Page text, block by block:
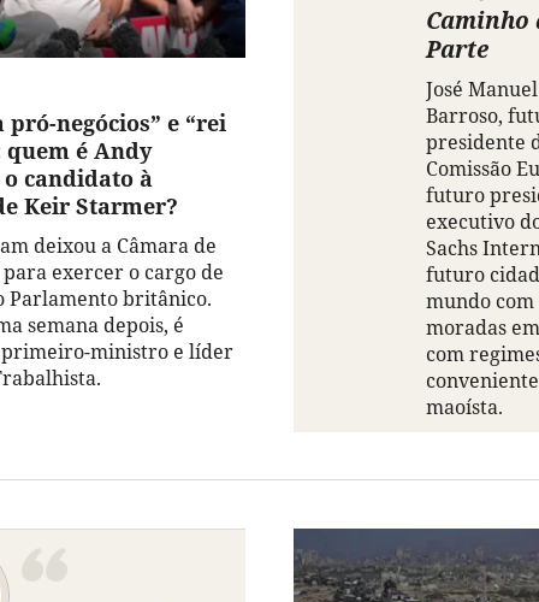
pró-negócios” e “rei
quem é Andy
candidato à
Keir Starmer?
deixou a Câmara de
exercer o cargo de
Parlamento britânico.
semana depois, é
primeiro-ministro e líder
Caminho
Parte
José
Barroso,
presidente
Comissão
futuro
executivo
Sachs
futuro
mundo
moradas
com
maoísta.